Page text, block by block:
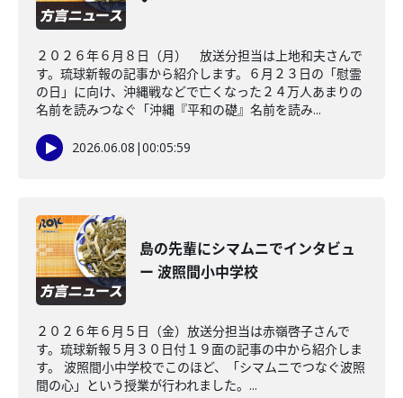
２０２６年６月８日（月） 放送分担当は上地和夫さんで
す。琉球新報の記事から紹介します。６月２３日の「慰霊
の日」に向け、沖縄戦などで亡くなった２４万人あまりの
名前を読みつなぐ「沖縄『平和の礎』名前を読み...
2026.06.08 |00:05:59
島の先輩にシマムニでインタビュ
ー 波照間小中学校
２０２６年６月５日（金）放送分担当は赤嶺啓子さんで
す。琉球新報５月３０日付１９面の記事の中から紹介しま
す。 波照間小中学校でこのほど、「シマムニでつなぐ波照
間の心」という授業が行われました。...